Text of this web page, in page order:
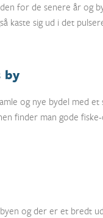
for de senere år og
kaste sig ud i det
by
og nye bydel med
finder man gode
og der er et bredt